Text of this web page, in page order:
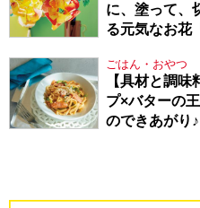
に、塗って、
る元気なお花
ごはん・おやつ
【具材と調
プ×バターの
のできあがり♪